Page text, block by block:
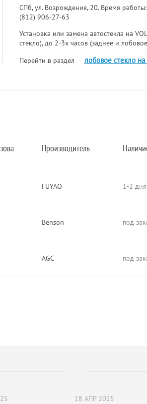
СПб, ул. Возрождения, 20. Время
(812) 906-27-63
Установка или замена автостекла на
стекло), до 2-3х часов (заднее и
Перейти в раздел
лобовое стекло на
Производитель
FUYAO 1-2 дня
Benson под
AGC под
18 АПР 2025